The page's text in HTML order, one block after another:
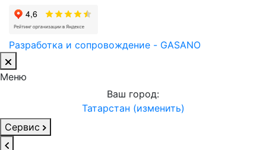
Разработка и сопровождение - GASANO
Меню
Ваш город:
Татарстан (изменить)
Сервис